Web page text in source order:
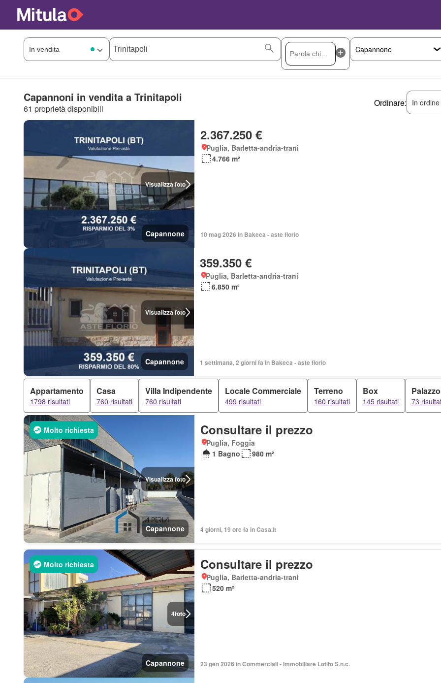
Capannoni in vendita a Trinitapoli
61 proprietà disponibili
Ordinare: In
Visualizza foto
Capannone
2.367.250 €
Puglia, Barletta-andria-trani
4.766 m²
10 mag 2026 in Bakeca - aste florio
Visualizza foto
Capannone
359.350 €
Puglia, Barletta-andria-trani
6.850 m²
1 settimana, 2 giorni fa in Bakeca - aste florio
Appartamento
1798 risultati
Casa
760 risultati
Villa Indipendente
760 risultati
Locale Commerciale
499 risultati
Terreno
160 risultati
Box
145 risultati
Palazzo
73
Visualizza foto
Molto richiesta
Capannone
Consultare il prezzo
Puglia, Foggia
1 Bagno
980 m²
4 giorni, 19 ore fa in Casa.it
4foto
Molto richiesta
Capannone
Consultare il prezzo
Puglia, Barletta-andria-trani
520 m²
23 gen 2026 in Commerciali - Immobiliare Lotito S.n.c.